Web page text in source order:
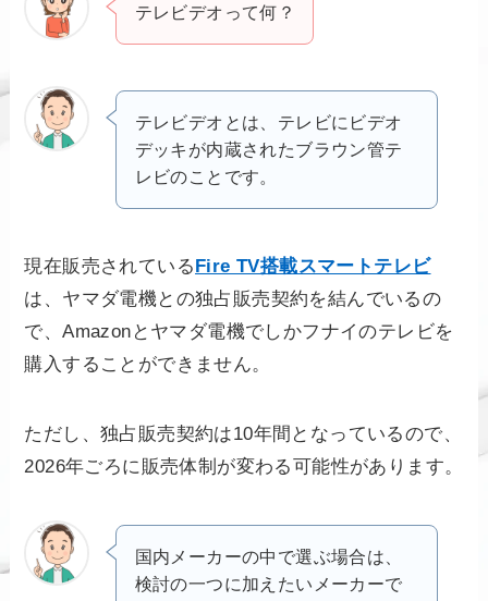
テレビデオって何？
テレビデオとは、テレビにビデオ
デッキが内蔵されたブラウン管テ
レビのことです。
現在販売されている Fire TV搭載スマートテレビ
は、ヤマダ電機との独占販売契約を結んでいるの
で、Amazonとヤマダ電機でしかフナイのテレビを
購入することができません。
ただし、独占販売契約は10年間となっているので、
2026年ごろに販売体制が変わる可能性があります。
国内メーカーの中で選ぶ場合は、
検討の一つに加えたいメーカーで